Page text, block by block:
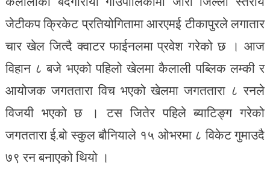
जेटीकप क्रिकेट प्रतियोगितामा आरएमई टीकापुरले लगातार
चार खेल जित्दै क्वाटर फाईनलमा प्रवेश गरेको छ । आज
विहान ८ बजे भएको पहिलो खेलमा कैलाली पब्लिक लम्की र
आयोजक जगततारा विच भएको खेलमा जगततारा ८ रनले
विजयी भएको छ । टस जितेर पहिले ब्याटिङ्ग गरेको
जगततारा ई.बो स्कुल बौनियाले १५ ओभरमा ८ विकेट गुमाउदै
७९ रन बनाएको थियो ।